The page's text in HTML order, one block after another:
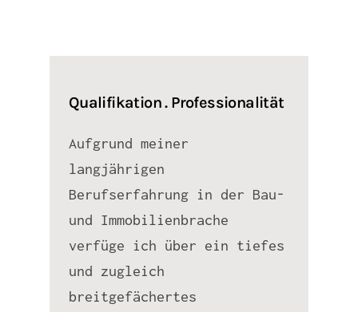
Qualifikation . Professionalität
Aufgrund meiner
langjährigen
Berufserfahrung in der Bau-
und Immobilienbrache
verfüge ich über ein tiefes
und zugleich
breitgefächertes